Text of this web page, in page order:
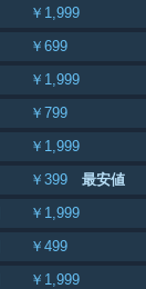
￥1,999
￥699
￥1,999
￥799
￥1,999
￥399
最安値
￥1,999
￥499
￥1,999